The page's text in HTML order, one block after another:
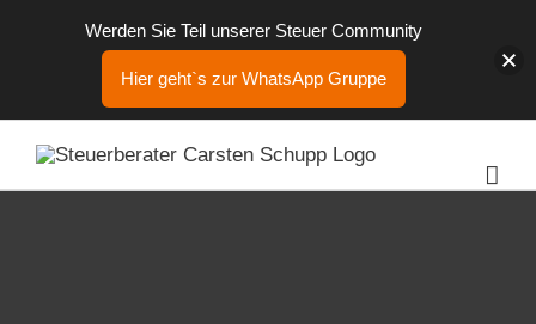
Werden Sie Teil unserer Steuer Community
Hier geht`s zur WhatsApp Gruppe